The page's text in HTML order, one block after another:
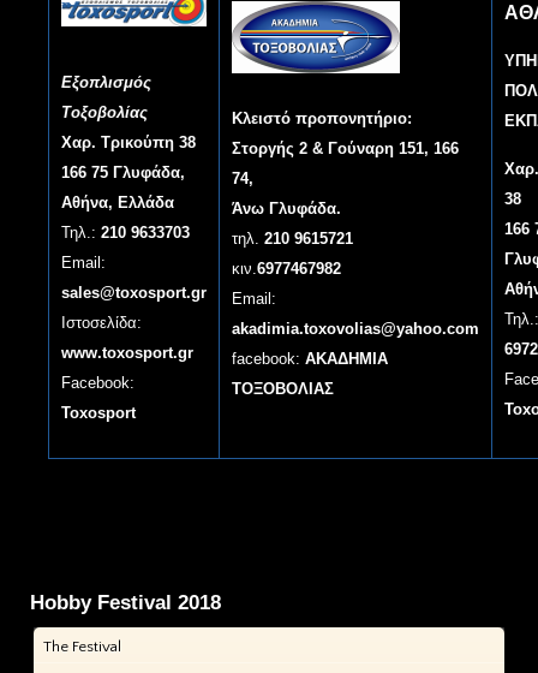
Εξοπλισμός
Τοξοβολίας
Χαρ. Τρικούπη 38
166 75 Γλυφάδα,
Αθήνα, Ελλάδα
Τηλ.: 210 9633703
Email:
sales@toxosport.gr
Ιστοσελίδα:
www.toxosport.gr
Facebook:
Toxosport
Κλειστό προπονητήριο:
Στοργής 2 & Γούναρη 151, 166
74,
Άνω Γλυφάδα.
τηλ. 210 9615721
κιν. 6977467982
Email:
akadimia.toxovolias@yahoo.com
facebook: ΑΚΑΔΗΜΙΑ
ΤΟΞΟΒΟΛΙΑΣ
38
166
Τηλ.:
Hobby Festival 2018
The Festival